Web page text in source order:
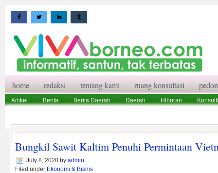
home redaksi tentang kami ruang konsultasi
Artikel Berita Berita Daerah Daerah Hiburan
Bungkil Sawit Kaltim Penuhi Permintaan
July 8, 2020 by admin
Filed under Ekonomi & Bisnis